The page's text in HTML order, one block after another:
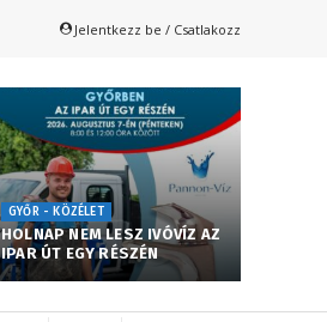
Jelentkezz be / Csatlakozz
GYŐR - KÖZÉLET
HOLNAP NEM LESZ IVÓVÍZ AZ
IPAR ÚT EGY RÉSZÉN